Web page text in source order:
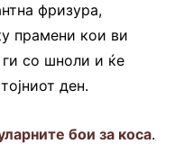
фризура,
прамени кои ви
ги со шноли и ќе
ден.
бои за коса.